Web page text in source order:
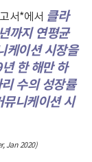
서*에서 클라
까지 연평균
케이션 시장을
한 해만 하
수의 성장률
니케이션 시
Jan 2020)